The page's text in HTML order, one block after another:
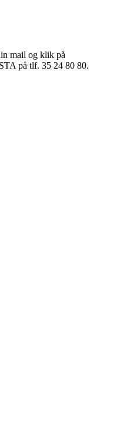
mail og klik på
på tlf. 35 24 80 80.